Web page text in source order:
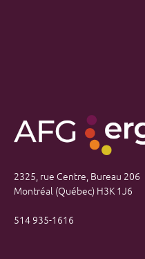
2325, rue Centre, Bureau 206
Montréal (Québec) H3K 1J6
514 935-1616